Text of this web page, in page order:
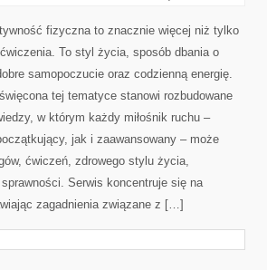
fizyczna to znacznie więcej niż tylko
To styl życia, sposób dbania o
samopoczucie oraz codzienną energię.
tej tematyce stanowi rozbudowane
w którym każdy miłośnik ruchu –
jak i zaawansowany – może
ćwiczeń, zdrowego stylu życia,
Serwis koncentruje się na
zagadnienia związane z […]